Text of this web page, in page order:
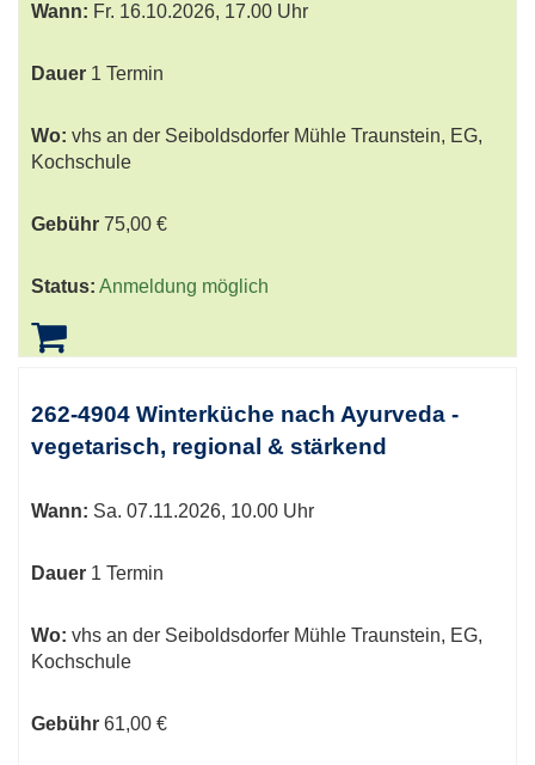
Wann: Fr. 16.10.2026, 17.00 Uhr
Dauer 1 Termin
Wo: vhs an der Seiboldsdorfer Mühle Traunstein, EG,
Kochschule
Gebühr 75,00 €
Status: Anmeldung möglich
262-4904 Winterküche nach Ayurveda -
vegetarisch, regional & stärkend
Wann: Sa. 07.11.2026, 10.00 Uhr
Dauer 1 Termin
Wo: vhs an der Seiboldsdorfer Mühle Traunstein, EG,
Kochschule
Gebühr 61,00 €